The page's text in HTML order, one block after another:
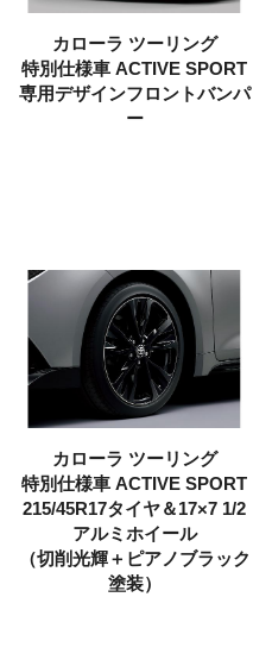
カローラ ツーリング
特別仕様車 ACTIVE SPORT
専用デザインフロントバンパ
ー
カローラ ツーリング
特別仕様車 ACTIVE SPORT
215/45R17タイヤ＆17×7 1/2
アルミホイール
（切削光輝＋ピアノブラック
塗装）